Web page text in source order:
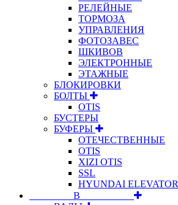
РЕЛЕЙНЫЕ
ТОРМОЗА
УПРАВЛЕНИЯ
ФОТОЗАВЕС
ШКИВОВ
ЭЛЕКТРОННЫЕ
ЭТАЖНЫЕ
БЛОКИРОВКИ
БОЛТЫ
OTIS
БУСТЕРЫ
БУФЕРЫ
ОТЕЧЕСТВЕННЫЕ
OTIS
XIZI OTIS
SSL
HYUNDAI ELEVATOR
⠀⠀⠀⠀⠀⠀В⠀⠀⠀⠀⠀⠀⠀